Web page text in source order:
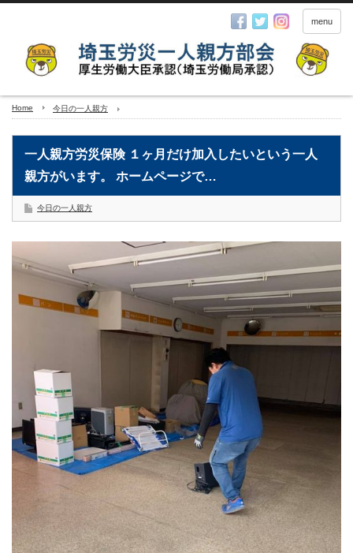
menu
Home 今日の一人親方
一人親方労災保険 １ヶ月だけ加入したいという一人
親方がいます。 ホームページで…
今日の一人親方